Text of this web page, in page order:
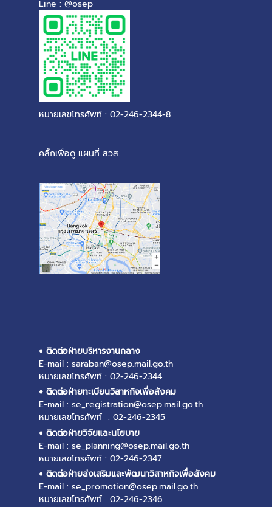
Line : @osep
หมายเลขโทรศัพท์ : 02-246-2344-8
คลิ๊กเพื่อดู แผนที่ สวส.
♦ ติดต่อฝ่ายบริหารงานกลาง
E-mail : saraban@osep.mail.go.th
หมายเลขโทรศัพท์ : 02-246-2344
♦ ติดต่อฝ่ายทะเบียนวิสาหกิจเพื่อสังคม
E-mail : se_registration@osep.mail.go.th
หมายเลขโทรศัพท์ : 02-246-2345
♦ ติดต่อฝ่ายวิจัยและนโยบาย
E-mail : se_planning@osep.mail.go.th
หมายเลขโทรศัพท์ : 02-246-2347
♦ ติดต่อฝ่ายส่งเสริมและพัฒนาวิสาหกิจเพื่อสังคม
E-mail : se_promotion@osep.mail.go.th
หมายเลขโทรศัพท์ : 02-246-2346